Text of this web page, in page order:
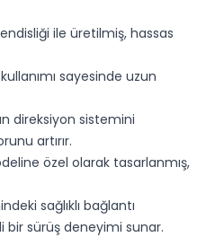
ile üretilmiş, hassas
sayesinde uzun
direksiyon sistemini
artırır.
özel olarak tasarlanmış,
sağlıklı bağlantı
sürüş deneyimi sunar.